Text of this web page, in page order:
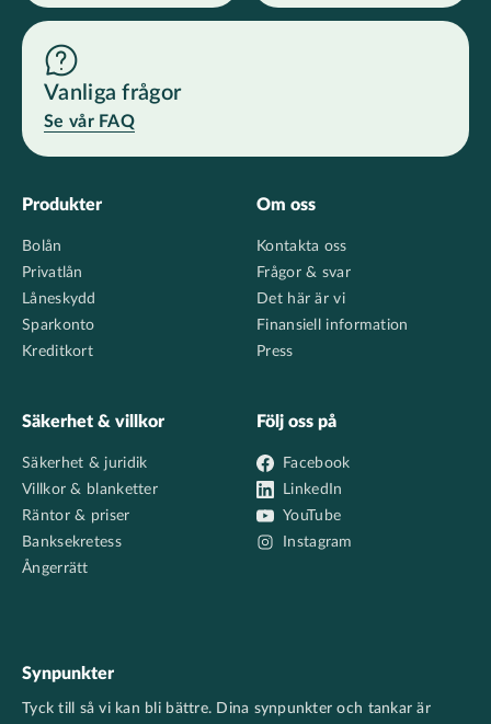
Vanliga frågor
Se vår FAQ
Footer
Produkter
Bolån
Privatlån
Låneskydd
Sparkonto
Kreditkort
Om oss
Kontakta oss
Frågor & svar
Det här är vi
Finansiell information
Press
Säkerhet & villkor
Säkerhet & juridik
Villkor & blanketter
Räntor & priser
Banksekretess
Ångerrätt
Följ oss på
Facebook
LinkedIn
YouTube
Instagram
Synpunkter
Tyck till så vi kan bli bättre. Dina synpunkter och tankar är